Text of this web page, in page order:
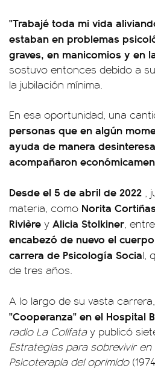
"Trabajé toda mi vida
estaban en problemas
graves, en manicomios y en
sostuvo entonces debido a
la jubilación mínima.
En esa oportunidad, una
personas que en algún
ayuda de manera
acompañaron
Desde el 5 de abril de 2022 ,
materia, como Norita Cortiñas
Rivière y Alicia Stolkiner,
encabezó de nuevo el
carrera de Psicología Social,
de tres años.
A lo largo de su vasta carrera,
"Cooperanza" en el Hospital
radio La Colifatay publicó
Estrategias para sobrevivir
Psicoterapia del oprimido